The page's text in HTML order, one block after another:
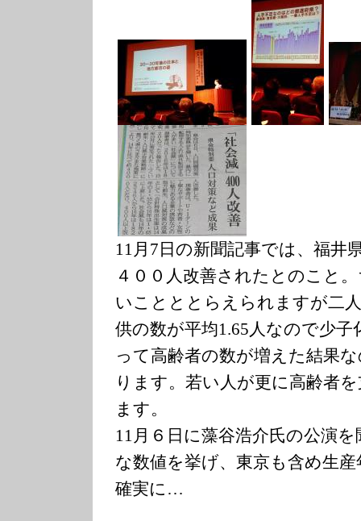
11月7日の新聞記事では、福井
４００人改善されたとのこと
いことととらえられますが二
供の数が平均1.65人なので少
って高齢者の数が増えた結果
ります。若い人が更に高齢者
ます。
11月６日に藻谷浩介氏の公演
な数値を挙げ、東京も含め生
確実に…